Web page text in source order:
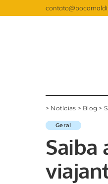
> Notícias > Blog >
Geral
Saiba